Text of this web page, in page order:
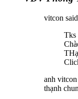
vitcon
Tks
anh
thạnh